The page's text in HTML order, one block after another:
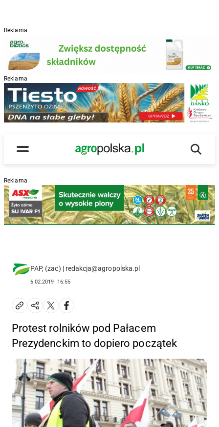
Reklama
Reklama
Menu
Main Logo
Reklama
PAP, (zac) | redakcja@agropolska.pl
6.02.2019 16:55
Protest rolników pod Pałacem
Prezydenckim to dopiero początek